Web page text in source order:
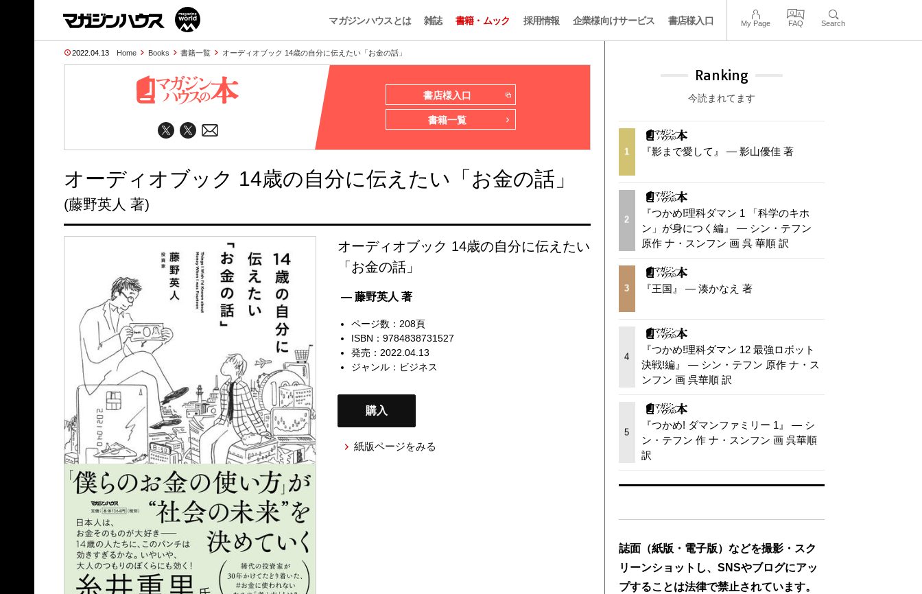
マガジンハウスとは 雑誌 書籍・ムック 採用情報 企業様向けサービス 書店様入口 My Page FAQ Search
2022.04.13 Home Books 書籍一覧 オーディオブック 14歳の自分に伝えたい「お金の話」
書店様入口
書籍一覧
オーディオブック 14歳の自分に伝えたい「お金の話」
(藤野英人 著)
オーディオブック 14歳の自分に伝えたい
「お金の話」
— 藤野英人 著
ページ数：208頁
ISBN：9784838731527
発売：2022.04.13
ジャンル： ビジネス
購入
紙版ページをみる
Ranking
今読まれてます
1 『影まで愛して』 — 影山優佳 著
2
『つかめ!理科ダマン 1 「科学のキホ
ン」が身につく編』 — シン・テフン
原作 ナ・スンフン 画 呉 華順 訳
3 『王国』 — 湊かなえ 著
4
『つかめ!理科ダマン 12 最強ロボット
決戦!編』 — シン・テフン 原作 ナ・ス
ンフン 画 呉華順 訳
5
『つかめ! ダマンファミリー 1』 — シ
ン・テフン 作 ナ・スンフン 画 呉華順
訳
誌面（紙版・電子版）などを撮影・スク
リーンショットし、SNSやブログにアッ
プすることは法律で禁止されています。